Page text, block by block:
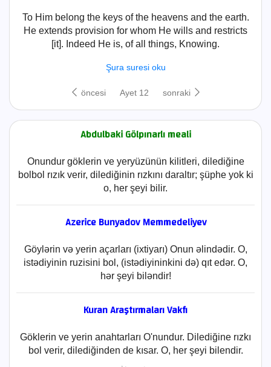
To Him belong the keys of the heavens and the earth.
He extends provision for whom He wills and restricts
[it]. Indeed He is, of all things, Knowing.
Şura suresi oku
öncesi Ayet 12 sonraki
Abdulbaki Gölpınarlı meali
Onundur göklerin ve yeryüzünün kilitleri, dilediğine
bolbol rızık verir, dilediğinin rızkını daraltır; şüphe yok ki
o, her şeyi bilir.
Azerice Bunyadov Memmedeliyev
Göylərin və yerin açarları (ixtiyarı) Onun əlindədir. O,
istədiyinin ruzisini bol, (istədiyininkini də) qıt edər. O,
hər şeyi biləndir!
Kuran Araştırmaları Vakfı
Göklerin ve yerin anahtarları O'nundur. Dilediğine rızkı
bol verir, dilediğinden de kısar. O, her şeyi bilendir.